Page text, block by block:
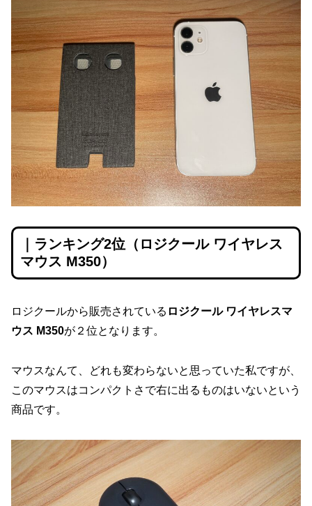
｜ランキング2位（ロジクール ワイヤレス
マウス M350）
ロジクールから販売されている ロジクール ワイヤレスマ
ウス M350が２位となります。
マウスなんて、どれも変わらないと思っていた私ですが、
このマウスはコンパクトさで右に出るものはいないという
商品です。